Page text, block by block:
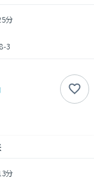
分
3
分